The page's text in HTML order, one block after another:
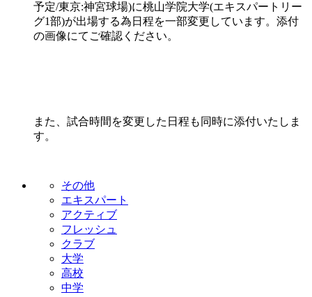
予定/東京:神宮球場)に桃山学院大学(エキスパートリー
グ1部)が出場する為日程を一部変更しています。添付
の画像にてご確認ください。
また、試合時間を変更した日程も同時に添付いたしま
す。
その他
エキスパート
アクティブ
フレッシュ
クラブ
大学
高校
中学